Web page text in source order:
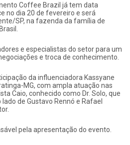
Coffee Brazil já tem data
no dia 20 de fevereiro e será
SP, na fazenda da família de
e especialistas do setor para um
e troca de conhecimento.
da influenciadora Kassyane
MG, com ampla atuação nas
Caio, conhecido como Dr. Solo, que
de Gustavo Rennó e Rafael
pela apresentação do evento.